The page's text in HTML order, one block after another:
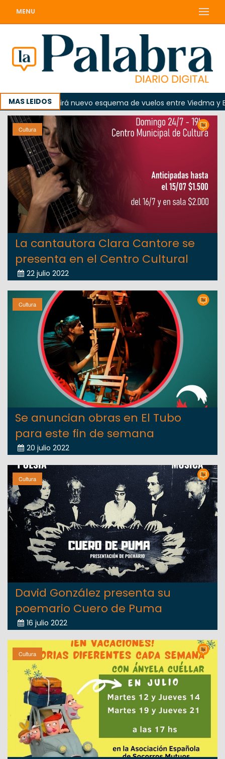
MENU
MAS LEIDOS
agosto regirá nuevo esquema de vuelos entre Viedma y
Cultura
La cantautora Clara Cantore se
presenta en el Centro Cultural
22 julio 2022
Cultura
Se anuncian obras en El Tubo
para este fin de semana
20 julio 2022
Cultura
David González presenta su
poemario Cuero de Puma
16 julio 2022
Cultura